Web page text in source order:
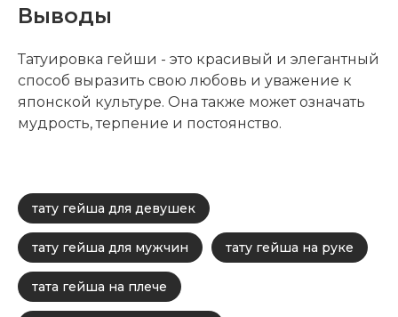
Выводы
Татуировка гейши - это красивый и элегантный
способ выразить свою любовь и уважение к
японской культуре. Она также может означать
мудрость, терпение и постоянство.
тату гейша для девушек
тату гейша для мужчин тату гейша на руке
тата гейша на плече